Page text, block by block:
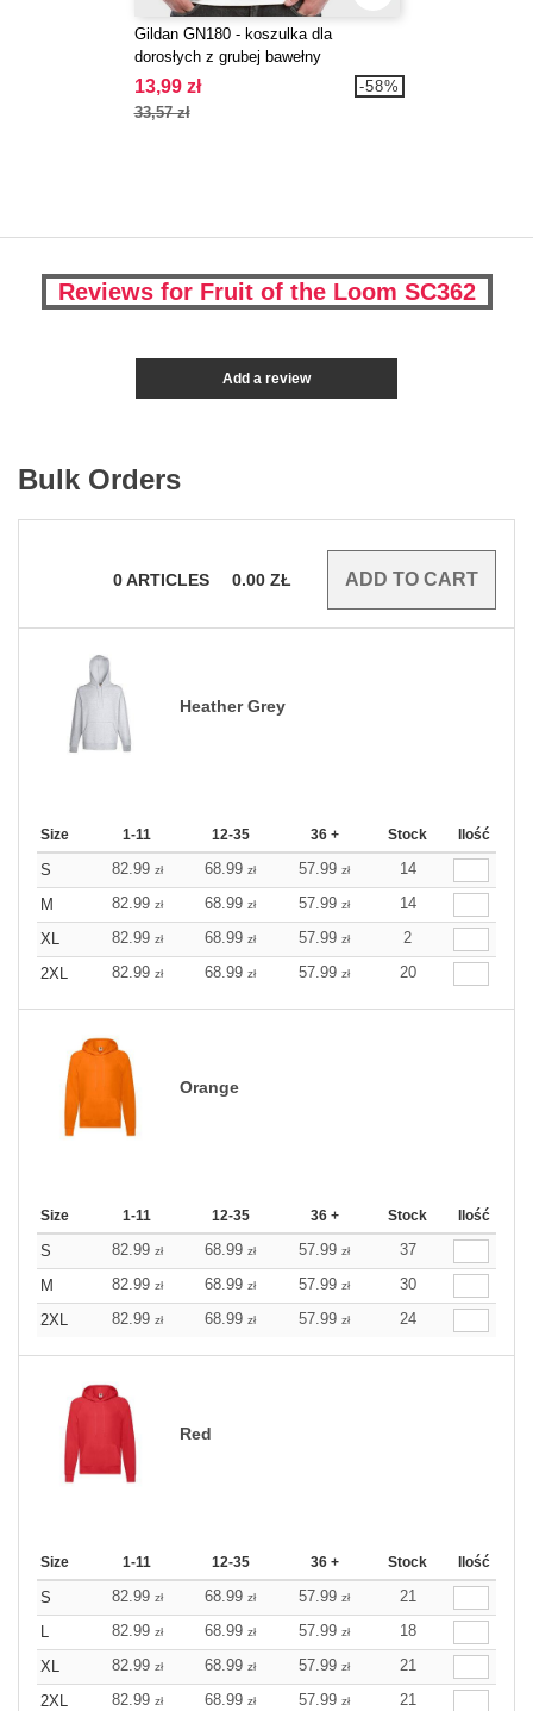
Gildan GN180 - koszulka dla
dorosłych z grubej bawełny
13,99 zł
33,57 zł
-58%
Reviews for Fruit of the Loom SC362
Add a review
Bulk Orders
0ARTICLES 0.00 ZŁ
Heather Grey
Size 1-11 12-35 36 + Stock Ilość
S 82.99 zł 68.99 zł 57.99 zł
14
M
82.99 zł 68.99 zł 57.99 zł
14
XL
82.99 zł 68.99 zł 57.99 zł
2
2XL
82.99 zł 68.99 zł 57.99 zł 20
Orange
Size 1-11 12-35 36 + Stock Ilość
S 82.99 zł 68.99 zł 57.99 zł
37
M
82.99 zł 68.99 zł 57.99 zł
30
2XL
82.99 zł 68.99 zł 57.99 zł 24
Red
Size 1-11 12-35 36 + Stock Ilość
S 82.99 zł 68.99 zł 57.99 zł
21
L
82.99 zł 68.99 zł 57.99 zł
18
XL
82.99 zł 68.99 zł 57.99 zł
21
2XL
82.99 zł 68.99 zł 57.99 zł 21